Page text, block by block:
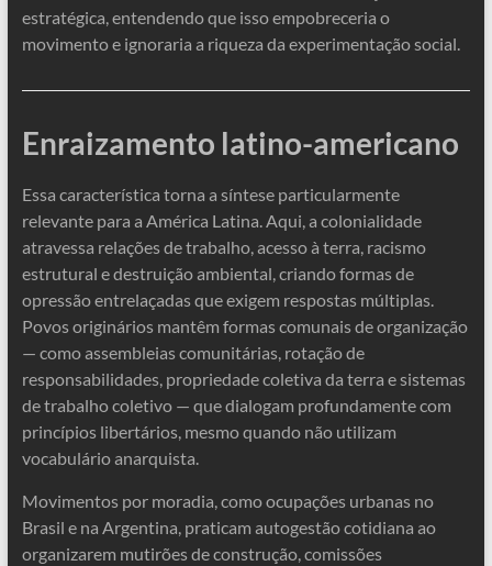
estratégica, entendendo que isso empobreceria o
movimento e ignoraria a riqueza da experimentação social.
Enraizamento latino-americano
Essa característica torna a síntese particularmente
relevante para a América Latina. Aqui, a colonialidade
atravessa relações de trabalho, acesso à terra, racismo
estrutural e destruição ambiental, criando formas de
opressão entrelaçadas que exigem respostas múltiplas.
Povos originários mantêm formas comunais de organização
— como assembleias comunitárias, rotação de
responsabilidades, propriedade coletiva da terra e sistemas
de trabalho coletivo — que dialogam profundamente com
princípios libertários, mesmo quando não utilizam
vocabulário anarquista.
Movimentos por moradia, como ocupações urbanas no
Brasil e na Argentina, praticam autogestão cotidiana ao
organizarem mutirões de construção, comissões